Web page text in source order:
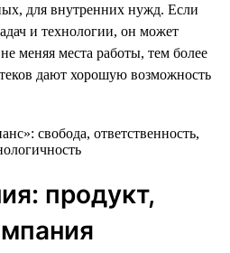
для внутренних нужд. Если
и технологии, он может
меняя места работы, тем более
дают хорошую возможность
продукт,